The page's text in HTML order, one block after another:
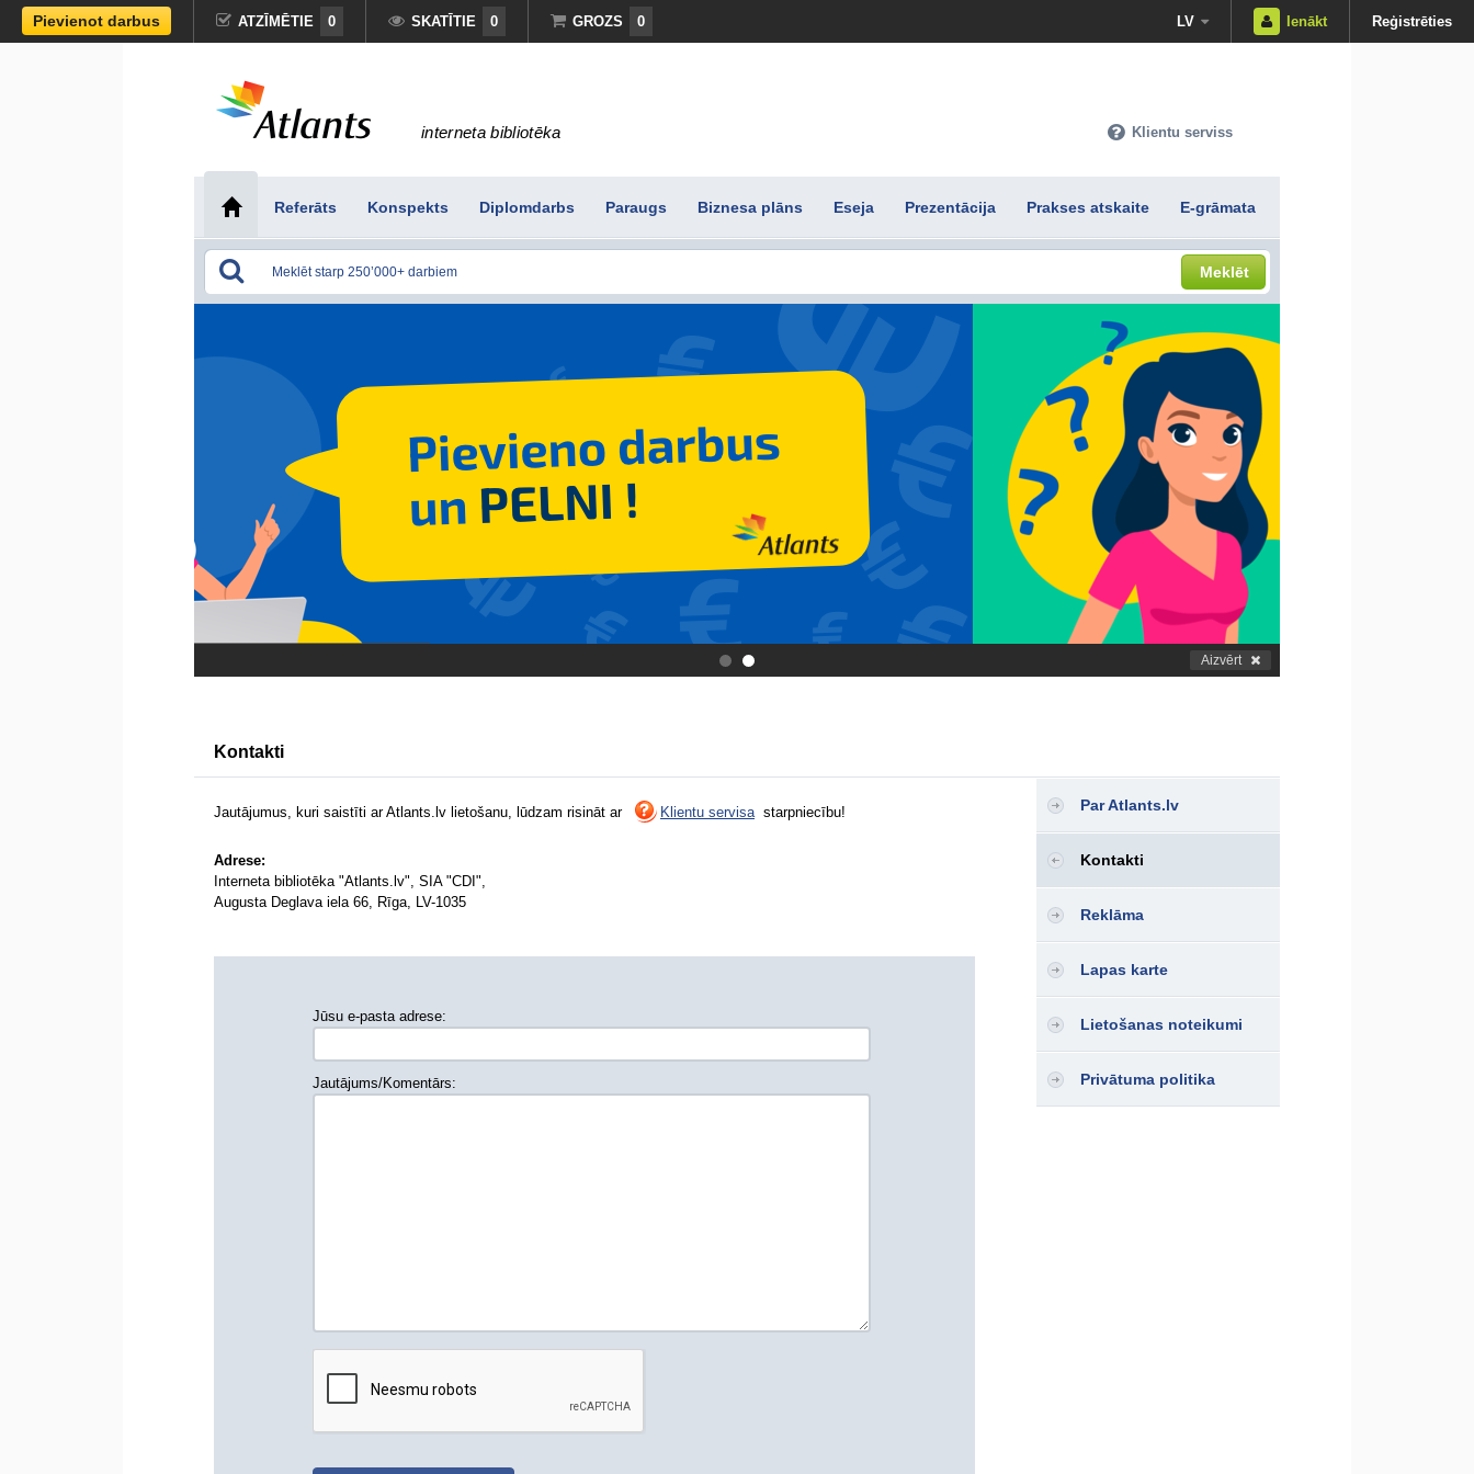
Pievienot darbus ATZĪMĒTIE 0 SKATĪTIE 0 GROZS 0 LV Ienākt Reģistrēties
interneta bibliotēka Klientu serviss
Referāts Konspekts Diplomdarbs Paraugs Biznesa plāns Eseja Prezentācija Prakses atskaite E-grāmata
Meklēt
. Aizvērt
Kontakti
Jautājumus, kuri saistīti ar Atlants.lv lietošanu, lūdzam risināt ar Klientu servisastarpniecību!
Adrese:
Interneta bibliotēka "Atlants.lv", SIA "CDI",
Augusta Deglava iela 66, Rīga, LV-1035
Jūsu e-pasta adrese:
Jautājums/Komentārs:
Par Atlants.lv
Kontakti
Reklāma
Lapas karte
Lietošanas noteikumi
Privātuma politika